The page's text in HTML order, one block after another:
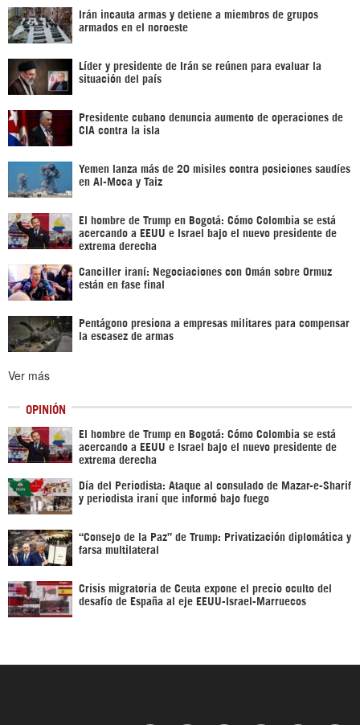
Irán incauta armas y detiene a miembros de grupos
armados en el noroeste
Líder y presidente de Irán se reúnen para evaluar la
situación del país
Presidente cubano denuncia aumento de operaciones de
CIA contra la isla
Yemen lanza más de 20 misiles contra posiciones saudíes
en Al-Moca y Taiz
El hombre de Trump en Bogotá: Cómo Colombia se está
acercando a EEUU e Israel bajo el nuevo presidente de
extrema derecha
Canciller iraní: Negociaciones con Omán sobre Ormuz
están en fase final
Pentágono presiona a empresas militares para compensar
la escasez de armas
Ver más
OPINIÓN
El hombre de Trump en Bogotá: Cómo Colombia se está
acercando a EEUU e Israel bajo el nuevo presidente de
extrema derecha
Día del Periodista: Ataque al consulado de Mazar-e-Sharif
y periodista iraní que informó bajo fuego
“Consejo de la Paz” de Trump: Privatización diplomática y
farsa multilateral
Crisis migratoria de Ceuta expone el precio oculto del
desafío de España al eje EEUU-Israel-Marruecos